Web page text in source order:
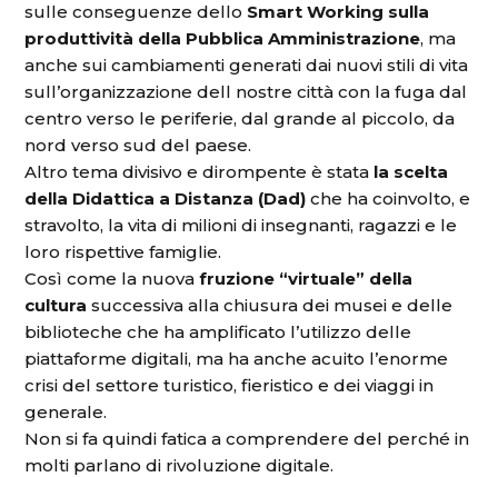
sulle conseguenze dello Smart Working sulla
produttività della Pubblica Amministrazione, ma
anche sui cambiamenti generati dai nuovi stili di vita
sull’organizzazione dell nostre città con la fuga dal
centro verso le periferie, dal grande al piccolo, da
nord verso sud del paese.
Altro tema divisivo e dirompente è stata la scelta
della Didattica a Distanza (Dad) che ha coinvolto, e
stravolto, la vita di milioni di insegnanti, ragazzi e le
loro rispettive famiglie.
Così come la nuova fruzione “virtuale” della
cultura successiva alla chiusura dei musei e delle
biblioteche che ha amplificato l’utilizzo delle
piattaforme digitali, ma ha anche acuito l’enorme
crisi del settore turistico, fieristico e dei viaggi in
generale.
Non si fa quindi fatica a comprendere del perché in
molti parlano di rivoluzione digitale.